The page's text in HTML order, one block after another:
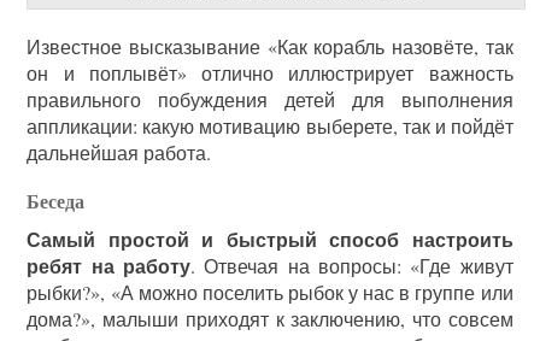
Известное высказывание «Как корабль назовёте, так
он и поплывёт» отлично иллюстрирует важность
правильного побуждения детей для выполнения
аппликации: какую мотивацию выберете, так и пойдёт
дальнейшая работа.
Беседа
Самый простой и быстрый способ настроить
ребят на работу. Отвечая на вопросы: «Где живут
рыбки?», «А можно поселить рыбок у нас в группе или
дома?», малыши приходят к заключению, что совсем